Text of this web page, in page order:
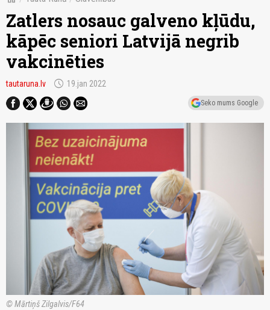
Zatlers nosauc galveno kļūdu,
kāpēc seniori Latvijā negrib
vakcinēties
tautaruna.lv schedule 19.jan 2022
Seko mums Google
© Mārtiņš Zilgalvis/F64